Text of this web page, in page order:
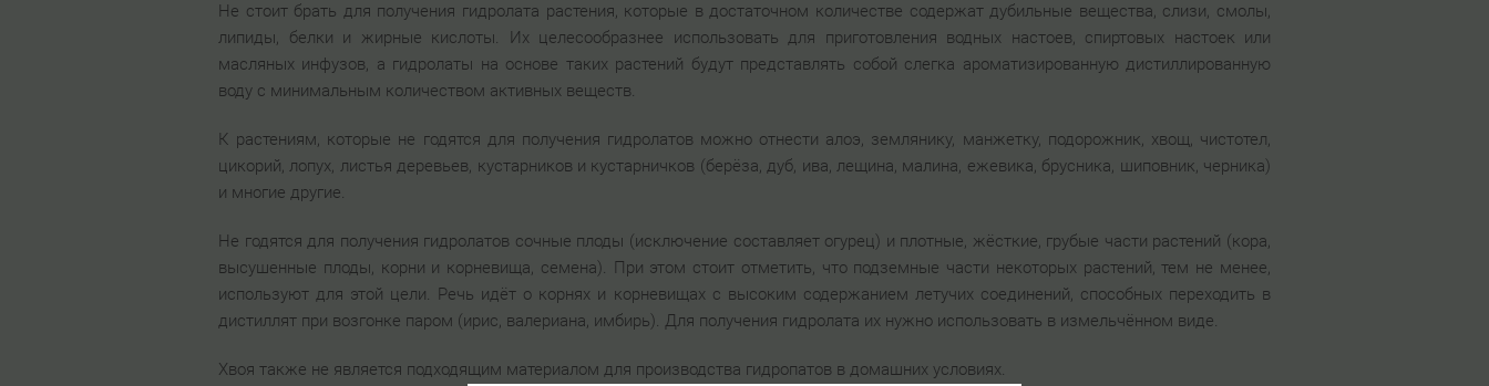
Не стоит брать для получения гидролата растения, которые в достаточном количестве содержат дубильные вещества, слизи, смолы,
липиды, белки и жирные кислоты. Их целесообразнее использовать для приготовления водных настоев, спиртовых настоек или
масляных инфузов, а гидролаты на основе таких растений будут представлять собой слегка ароматизированную дистиллированную
воду с минимальным количеством активных веществ.
К растениям, которые не годятся для получения гидролатов можно отнести алоэ, землянику, манжетку, подорожник, хвощ, чистотел,
цикорий, лопух, листья деревьев, кустарников и кустарничков (берёза, дуб, ива, лещина, малина, ежевика, брусника, шиповник, черника)
и многие другие.
Не годятся для получения гидролатов сочные плоды (исключение составляет огурец) и плотные, жёсткие, грубые части растений (кора,
высушенные плоды, корни и корневища, семена). При этом стоит отметить, что подземные части некоторых растений, тем не менее,
используют для этой цели. Речь идёт о корнях и корневищах с высоким содержанием летучих соединений, способных переходить в
дистиллят при возгонке паром (ирис, валериана, имбирь). Для получения гидролата их нужно использовать в измельчённом виде.
Хвоя также не является подходящим материалом для производства гидропатов в домашних условиях.